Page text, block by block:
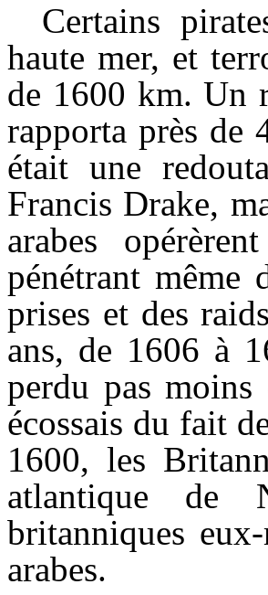
Certains
haute mer, et
de 1600 km. Un
rapporta près de
était une
Francis Drake,
arabes
pénétrant même
prises et des
ans, de 1606 à
perdu pas moins
écossais du fait
1600, les
atlantique de
britanniques
arabes.